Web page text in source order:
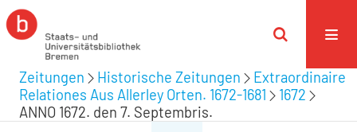
Zeitungen Historische Zeitungen
Extraordinaire
Relationes Aus Allerley Orten. 1672-1681
1672
ANNO 1672. den 7. Septembris.